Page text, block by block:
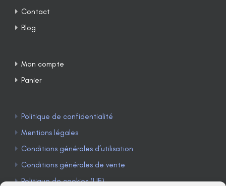
Contact
Blog
Mon compte
Panier
Politique de confidentialité
Mentions légales
Conditions générales d’utilisation
Conditions générales de vente
Politique de cookies (UE)